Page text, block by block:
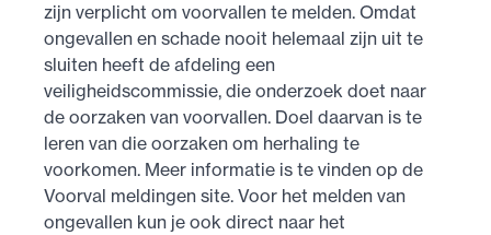
zijn verplicht om voorvallen te melden. Omdat
ongevallen en schade nooit helemaal zijn uit te
sluiten heeft de afdeling een
veiligheidscommissie, die onderzoek doet naar
de oorzaken van voorvallen. Doel daarvan is te
leren van die oorzaken om herhaling te
voorkomen. Meer informatie is te vinden op de
Voorval meldingen site. Voor het melden van
ongevallen kun je ook direct naar het